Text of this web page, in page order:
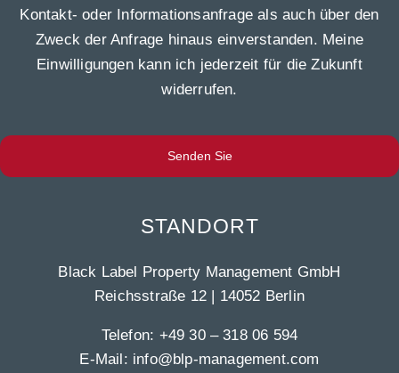
Kontakt- oder Informationsanfrage als auch über den
Zweck der Anfrage hinaus einverstanden. Meine
Einwilligungen kann ich jederzeit für die Zukunft
widerrufen.
Senden Sie
STANDORT
Black Label Property Management GmbH
Reichsstraße 12 | 14052 Berlin
Telefon: +49 30 – 318 06 594
E-Mail: info@blp-management.com